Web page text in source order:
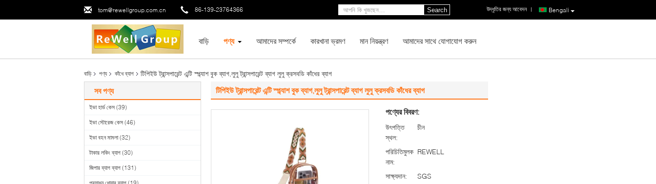
tom@rewellgroup.com.cn 86-139-23764366 Bengali
উদ্ধৃতির জন্য আবেদন |
Search
বাড়ি পণ্য আমাদের সম্পর্কে কারখানা ভ্রমণ মান নিয়ন্ত্রণ আমাদের সাথে যোগাযোগ করুন
বাড়ি পণ্য কাঁধে ব্যাগ টিপিইউ ট্রান্সপারেন্ট এন্টি স্প্ল্যাশ বুক ব্যাগ,লুলু ট্রান্সপারেন্ট ব্যাগ লুলু ক্রসবডি কাঁধের ব্যাগ
সব পণ্য
ইভা হার্ড কেস (39)
ইভা স্টোরেজ কেস (46)
ইভা বহন মামলা (32)
টাকার লকিং ব্যাগ (30)
জিপার ব্যাগ ব্যাগ (131)
টিপিইউ ট্রান্সপারেন্ট এন্টি স্প্ল্যাশ বুক ব্যাগ,লুলু ট্রান্সপারেন্ট ব্যাগ লুলু ক্রসবডি কাঁধের ব্যাগ
পণ্যের বিবরণ:
উৎপত্তি
স্থল:
চীন
পরিচিতিমুলক
নাম:
REWELL
সাক্ষ্যদান:
SGS